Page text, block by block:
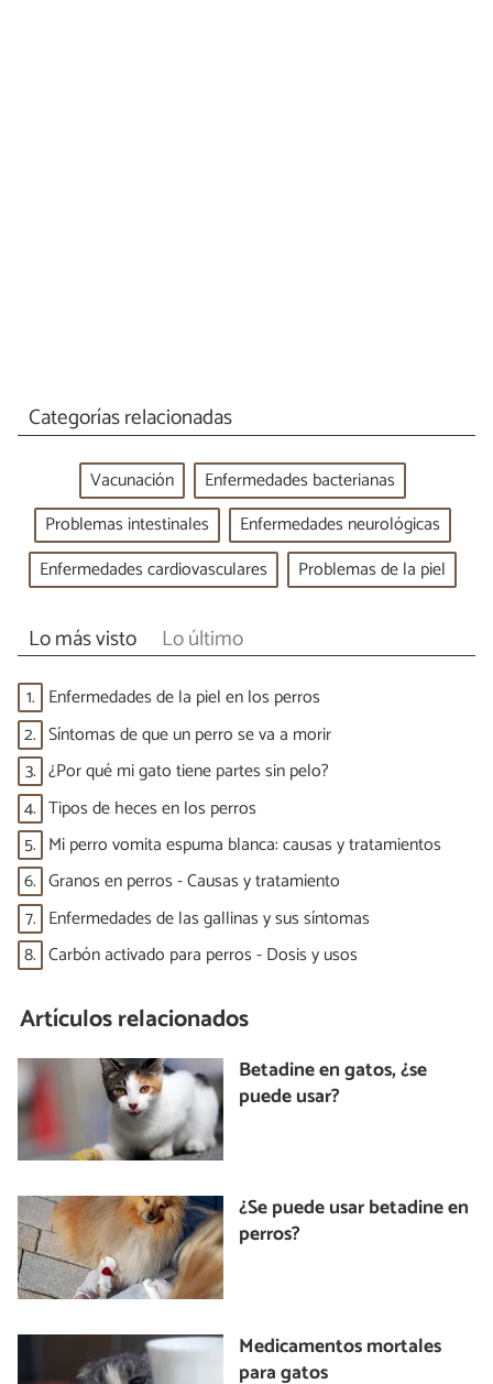
Categorías relacionadas
Vacunación
Enfermedades bacterianas
Problemas intestinales
Enfermedades neurológicas
Enfermedades cardiovasculares
Problemas de la piel
Lo más visto Lo último
1. Enfermedades de la piel en los perros
2. Síntomas de que un perro se va a morir
3. ¿Por qué mi gato tiene partes sin pelo?
4. Tipos de heces en los perros
5. Mi perro vomita espuma blanca: causas y tratamientos
6. Granos en perros - Causas y tratamiento
7. Enfermedades de las gallinas y sus síntomas
8. Carbón activado para perros - Dosis y usos
Artículos relacionados
Betadine en gatos, ¿se
puede usar?
¿Se puede usar betadine en
perros?
Medicamentos mortales
para gatos